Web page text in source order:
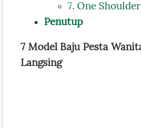
7. One Shoulder
Penutup
7 Model Baju Pesta
Langsing